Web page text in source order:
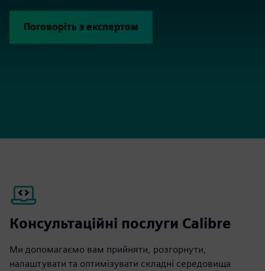
Поговоріть з експертом
Консультаційні послуги Calibre
Ми допомагаємо вам прийняти, розгорнути,
налаштувати та оптимізувати складні середовища